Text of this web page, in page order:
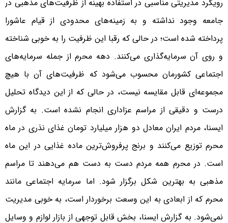
رویکرد مدیریتی مناسبی در استفاده بهینه از ظرفیت‌های مذهبی در
جامعه وجود نداشته و به زمینه‌های محدودی از قیام عاشورا
پرداخته شده است؛ در حالی که رقبا این ظرفیت را به خوبی شناخته
و روی آن سرمایه‌گذاری می‎‌کنند. دهه محرم از جمله سرمایه‌های
اجتماعی کشورمان محسوب می‌شود که ظرفیت‌های آن با هیچ
مجموعه‌ای قابل مقایسه نیست، در حالی که از این دیدگاه تحلیل
درست و دقیقی از مراسم عزاداری انجام نشده است. به گزارش
ایسنا، مردم ایران معادل دو هزار میلیارد تومان غذای نذری در ماه
محرم توزیع می‌کنند و برنج پرفروش‌ترین ماده غذایی در این ماه
است. در محرم همه مردم دست به دست هم ‌می‌دهند تا مراسم
مذهبی به بهترین شکل برگزار شود. اما سرمایه اجتماعی مانند
محرم که از ابعادی به این وسعت برخوردار است، به خوبی مدیریت
نمی‌شود. به گزارش ایسنا، بخش قابل توجهی از بازار لوازم و وسایل